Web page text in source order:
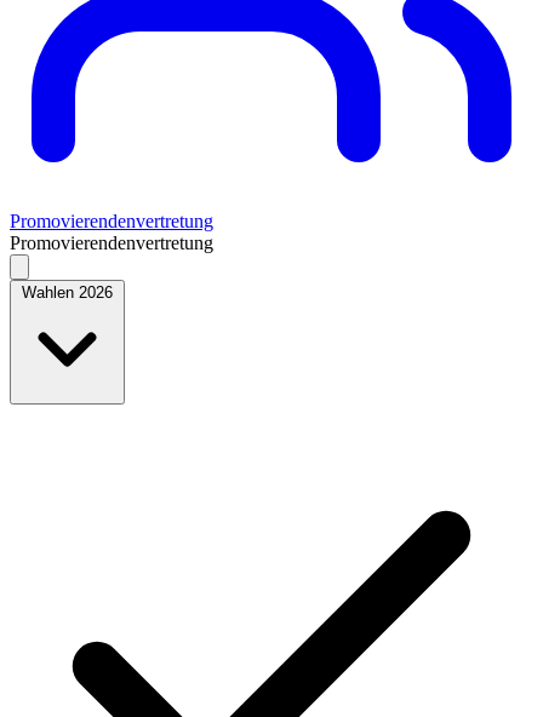
Promovierendenvertretung
Promovierendenvertretung
Wahlen 2026